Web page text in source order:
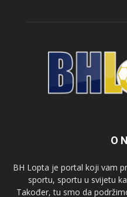
O
BH Lopta je portal koji vam
sportu, sportu u svijetu
Također, tu smo da